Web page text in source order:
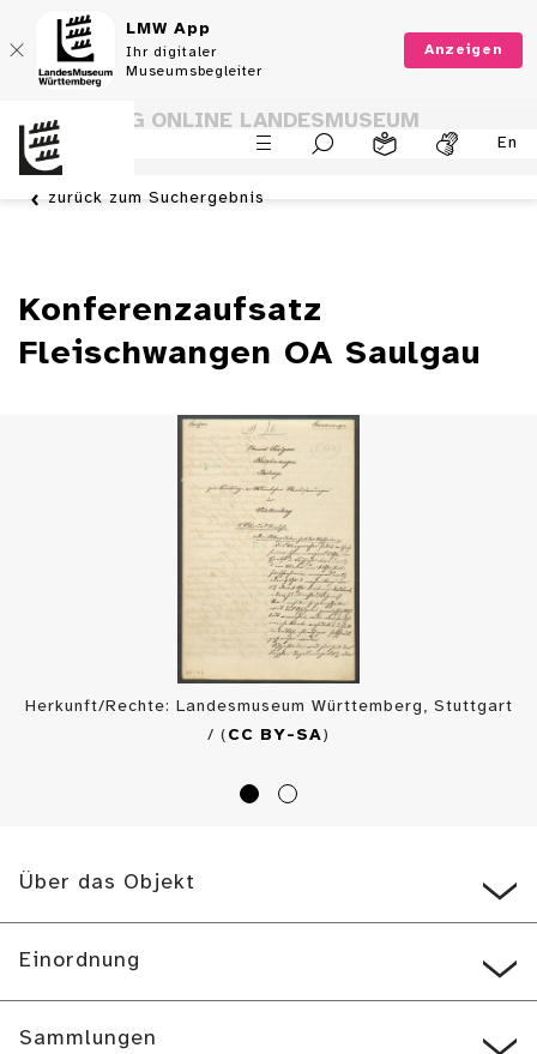
LMW App
Ihr digitaler
Museumsbegleiter
Anzeigen
En
SAMMLUNG ONLINE LANDESMUSEUM
WÜRTTEMBERG
zurück zum Suchergebnis
Konferenzaufsatz
Fleischwangen OA Saulgau
Herkunft/Rechte: Landesmuseum Württemberg, Stuttgart
/ ( CC BY-SA)
Über das Objekt
Einordnung
Sammlungen